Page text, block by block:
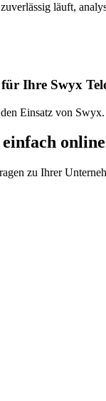
läuft,
Ihre Swyx
Einsatz von Swyx.
einfach
zu Ihrer